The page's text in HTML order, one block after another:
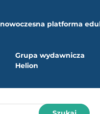
nowoczesna platforma
Grupa wydawnicza
Helion